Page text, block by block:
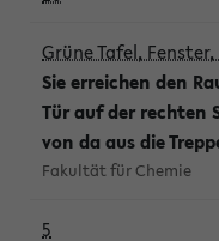
Grüne Tafel,
Sie erreichen den
Tür auf der rechten
von da aus die
Fakultät für Chemie
5